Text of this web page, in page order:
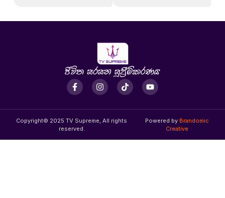
Copyright© 2025 TV Supreme, All rights
reserved.
Powered by Brandomic
Creative